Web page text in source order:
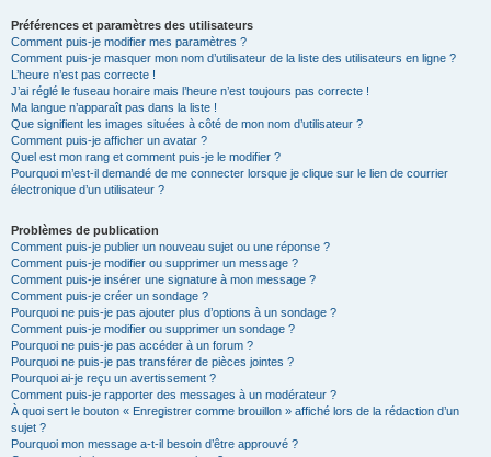
Préférences et paramètres des utilisateurs
Comment puis-je modifier mes paramètres ?
Comment puis-je masquer mon nom d’utilisateur de la liste des utilisateurs en ligne ?
L’heure n’est pas correcte !
J’ai réglé le fuseau horaire mais l’heure n’est toujours pas correcte !
Ma langue n’apparaît pas dans la liste !
Que signifient les images situées à côté de mon nom d’utilisateur ?
Comment puis-je afficher un avatar ?
Quel est mon rang et comment puis-je le modifier ?
Pourquoi m’est-il demandé de me connecter lorsque je clique sur le lien de courrier
électronique d’un utilisateur ?
Problèmes de publication
Comment puis-je publier un nouveau sujet ou une réponse ?
Comment puis-je modifier ou supprimer un message ?
Comment puis-je insérer une signature à mon message ?
Comment puis-je créer un sondage ?
Pourquoi ne puis-je pas ajouter plus d’options à un sondage ?
Comment puis-je modifier ou supprimer un sondage ?
Pourquoi ne puis-je pas accéder à un forum ?
Pourquoi ne puis-je pas transférer de pièces jointes ?
Pourquoi ai-je reçu un avertissement ?
Comment puis-je rapporter des messages à un modérateur ?
À quoi sert le bouton « Enregistrer comme brouillon » affiché lors de la rédaction d’un
sujet ?
Pourquoi mon message a-t-il besoin d’être approuvé ?